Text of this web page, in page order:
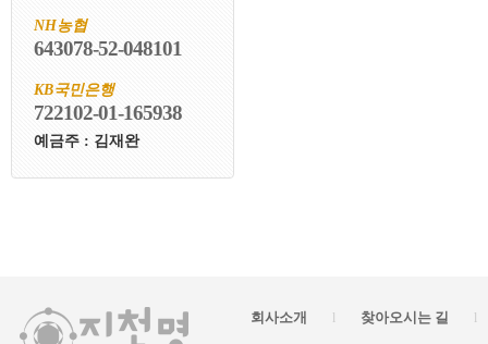
NH농협
643078-52-048101
KB국민은행
722102-01-165938
예금주 : 김재완
회사소개 찾아오시는 길